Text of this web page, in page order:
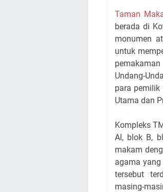
Taman
berada di
monumen
untuk
Undang-
para pemilik
Utama dan
Kompleks
Al, blok B,
makam
agama
tersebut
masing-